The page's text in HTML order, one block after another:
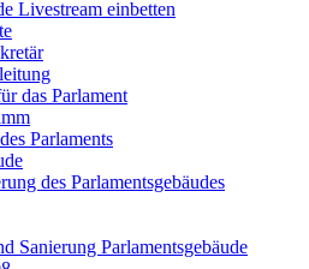
Livestream einbetten
das Parlament
Parlaments
des Parlamentsgebäudes
Sanierung Parlamentsgebäude